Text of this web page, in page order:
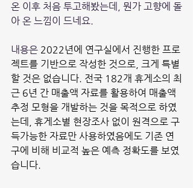
온 이후 처음 투고해봤는데, 뭔가 고향에 돌
아 온 느낌이 드네요.
내용은 2022년에 연구실에서 진행한 프로
젝트를 기반으로 작성한 것으로, 크게 특별
할 것은 없습니다. 전국 182개 휴게소의 최
근 6년 간 매출액 자료를 활용하여 매출액
추정 모형을 개발하는 것을 목적으로 하였
는데, 휴게소별 현장조사 없이 원격으로 구
득가능한 자료만 사용하였음에도 기존 연
구에 비해 비교적 높은 예측 정확도를 보였
습니다.